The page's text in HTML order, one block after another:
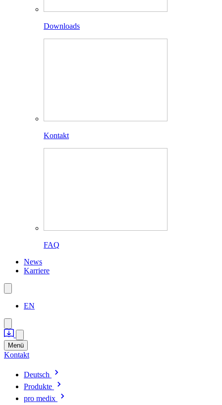
Downloads
Kontakt
FAQ
News
Karriere
EN
Menü
Kontakt
Deutsch
Produkte
pro medix